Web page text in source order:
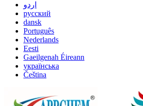
اردو
русский
dansk
Português
Nederlands
Eesti
Gaeilgenah Éireann
українська
Čeština